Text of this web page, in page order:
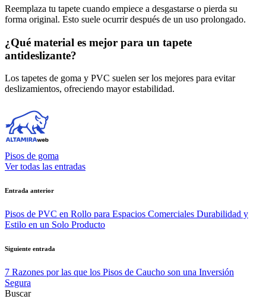
Reemplaza tu tapete cuando empiece a desgastarse o pierda su
forma original. Esto suele ocurrir después de un uso prolongado.
¿Qué material es mejor para un tapete
antideslizante?
Los tapetes de goma y PVC suelen ser los mejores para evitar
deslizamientos, ofreciendo mayor estabilidad.
Pisos de goma
Ver todas las entradas
Navegación
de
entradas
Entrada anterior
Pisos de PVC en Rollo para Espacios Comerciales Durabilidad y
Estilo en un Solo Producto
Siguiente entrada
7 Razones por las que los Pisos de Caucho son una Inversión
Segura
Buscar